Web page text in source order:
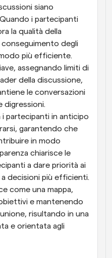
siano
i partecipanti
la qualità della
degli
più efficiente.
assegnando limiti di
della discussione,
le conversazioni
digressioni.
partecipanti in anticipo
garantendo che
in modo
chiarisce le
a dare priorità ai
decisioni più efficienti.
come una mappa,
e mantenendo
risultando in una
e orientata agli